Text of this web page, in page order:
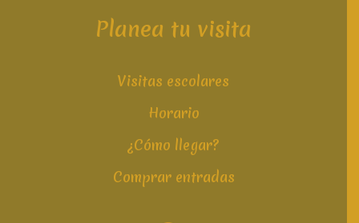
Planea tu visita
Visitas escolares
Horario
¿Cómo llegar?
Comprar entradas